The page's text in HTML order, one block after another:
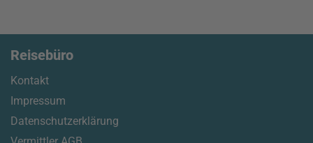
Reisebüro
Kontakt
Impressum
Datenschutzerklärung